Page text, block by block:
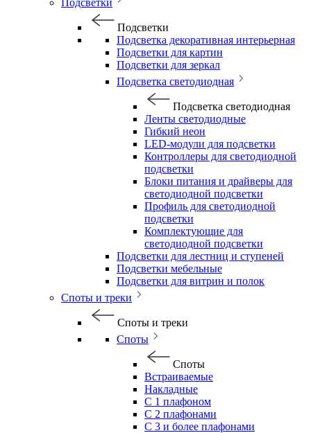
Подсветки
Подсветки
Подсветка декоративная интерьерная
Подсветки для картин
Подсветки для зеркал
Подсветка светодиодная
Подсветка светодиодная
Ленты светодиодные
Гибкий неон
LED-модули для подсветки
Контроллеры для светодиодной
подсветки
Блоки питания и драйверы для
светодиодной подсветки
Профиль для светодиодной
подсветки
Комплектующие для
светодиодной подсветки
Подсветки для лестниц и ступеней
Подсветки мебельные
Подсветки для витрин и полок
Споты и треки
Споты и треки
Споты
Споты
Встраиваемые
Накладные
С 1 плафоном
С 2 плафонами
С 3 и более плафонами